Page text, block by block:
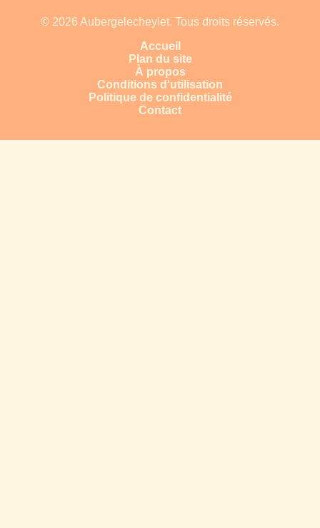
© 2026 Aubergelecheylet. Tous droits réservés.
Accueil
Plan du site
À propos
Conditions d'utilisation
Politique de confidentialité
Contact